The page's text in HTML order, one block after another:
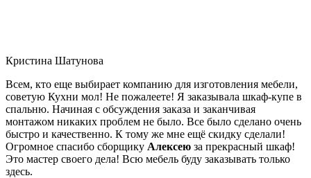
Кристина Шатунова
Всем, кто еще выбирает компанию для изготовления мебели,
советую Кухни мол! Не пожалеете! Я заказывала шкаф-купе в
спальню. Начиная с обсуждения заказа и заканчивая
монтажом никаких проблем не было. Все было сделано очень
быстро и качественно. К тому же мне ещё скидку сделали!
Огромное спасибо сборщику Алексею за прекрасный шкаф!
Это мастер своего дела! Всю мебель буду заказывать только
здесь.